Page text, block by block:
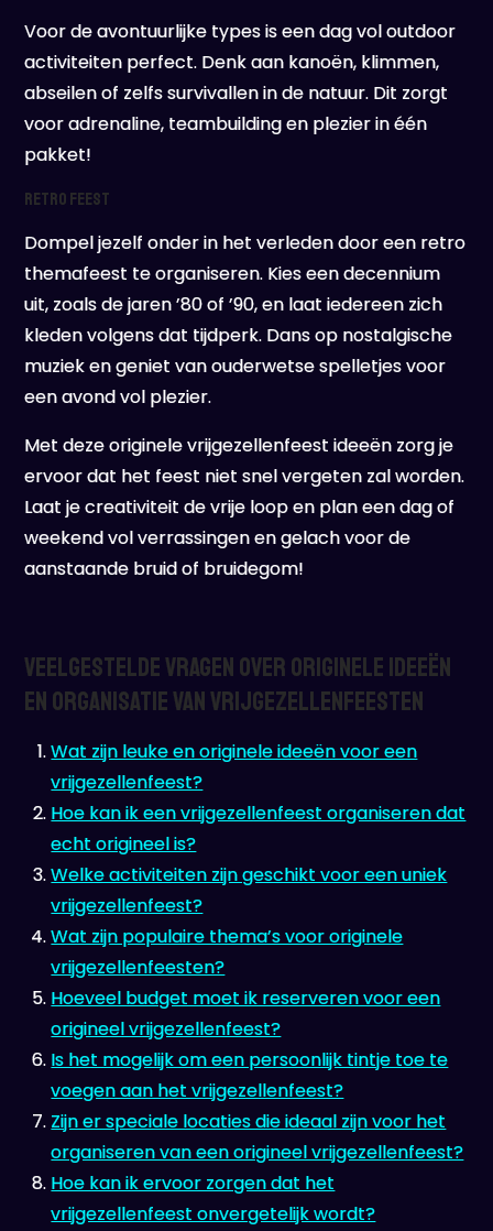
Voor de avontuurlijke types is een dag vol outdoor
activiteiten perfect. Denk aan kanoën, klimmen,
abseilen of zelfs survivallen in de natuur. Dit zorgt
voor adrenaline, teambuilding en plezier in één
pakket!
Retro Feest
Dompel jezelf onder in het verleden door een retro
themafeest te organiseren. Kies een decennium
uit, zoals de jaren ’80 of ’90, en laat iedereen zich
kleden volgens dat tijdperk. Dans op nostalgische
muziek en geniet van ouderwetse spelletjes voor
een avond vol plezier.
Met deze originele vrijgezellenfeest ideeën zorg je
ervoor dat het feest niet snel vergeten zal worden.
Laat je creativiteit de vrije loop en plan een dag of
weekend vol verrassingen en gelach voor de
aanstaande bruid of bruidegom!
Veelgestelde Vragen over Originele Ideeën
en Organisatie van Vrijgezellenfeesten
Wat zijn leuke en originele ideeën voor een
vrijgezellenfeest?
Hoe kan ik een vrijgezellenfeest organiseren dat
echt origineel is?
Welke activiteiten zijn geschikt voor een uniek
vrijgezellenfeest?
Wat zijn populaire thema’s voor originele
vrijgezellenfeesten?
Hoeveel budget moet ik reserveren voor een
origineel vrijgezellenfeest?
Is het mogelijk om een persoonlijk tintje toe te
voegen aan het vrijgezellenfeest?
Zijn er speciale locaties die ideaal zijn voor het
organiseren van een origineel vrijgezellenfeest?
Hoe kan ik ervoor zorgen dat het
vrijgezellenfeest onvergetelijk wordt?